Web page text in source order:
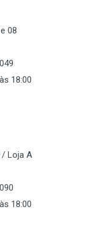
IDE/
08
18:00
/ Loja A
18:00